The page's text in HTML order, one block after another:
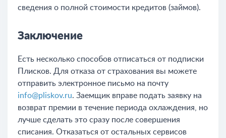
сведения о полной стоимости кредитов (займов).
Заключение
Есть несколько способов отписаться от подписки
Плисков. Для отказа от страхования вы можете
отправить электронное письмо на почту
info@pliskov.ru. Заемщик вправе подать заявку на
возврат премии в течение периода охлаждения, но
лучше сделать это сразу после совершения
списания. Отказаться от остальных сервисов